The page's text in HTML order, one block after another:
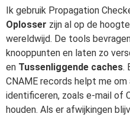
Ik gebruik Propagation
Oplosser zijn al op de
wereldwijd. De tools
knooppunten en laten zo
en Tussenliggende caches.
CNAME records helpt me
identificeren, zoals e-mail of
houden. Als er afwijkingen